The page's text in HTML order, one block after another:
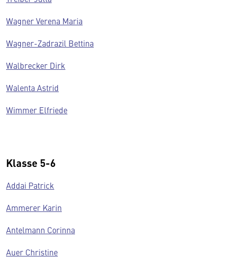
Wagner Verena Maria
Wagner-Zadrazil Bettina
Walbrecker Dirk
Walenta Astrid
Wimmer Elfriede
Klasse 5-6
Addai Patrick
Ammerer Karin
Antelmann Corinna
Auer Christine